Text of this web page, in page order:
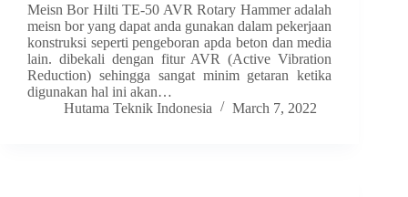
Meisn Bor Hilti TE-50 AVR Rotary Hammer adalah
meisn bor yang dapat anda gunakan dalam pekerjaan
konstruksi seperti pengeboran apda beton dan media
lain. dibekali dengan fitur AVR (Active Vibration
Reduction) sehingga sangat minim getaran ketika
digunakan hal ini akan…
Hutama Teknik Indonesia
March 7, 2022